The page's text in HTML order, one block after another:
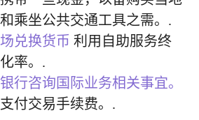
乘坐公共交通工具之需。.
兑换货币 利用自助服务终
率。.
行咨询国际业务相关事宜。
付交易手续费。.